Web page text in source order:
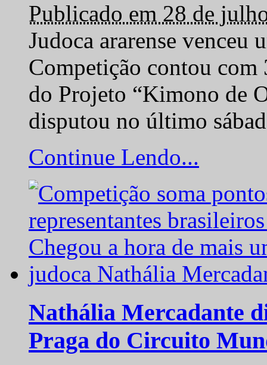
Publicado em 28 de
Judoca ararense venceu
Competição contou com
do Projeto “Kimono de
disputou no último
Continue Lendo...
Nathália Mercadante
Praga do Circuito